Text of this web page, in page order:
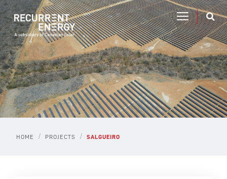
HOME / PROJECTS / SALGUEIRO